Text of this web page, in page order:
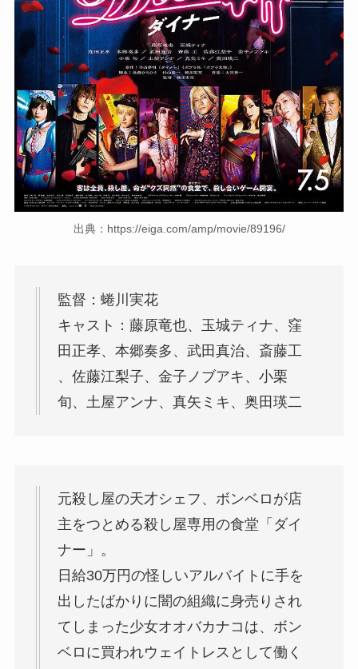
出典：https://eiga.com/amp/movie/89196/
監督：蜷川実花
キャスト：藤原竜也、玉城ティナ、窪
田正孝、本郷奏多、武田真治、斎藤工
、佐藤江梨子、金子ノブアキ、小栗
旬、土屋アンナ、真矢ミキ、奥田瑛二
元殺し屋の天才シェフ、ボンベロが店
主をつとめる殺し屋専用の食堂「ダイ
ナー」。
日給30万円の怪しいアルバイトに手を
出したばかりに闇の組織に身売りされ
てしまった少女オオバカナコは、ボン
ベロに買われウェイトレスとして働く